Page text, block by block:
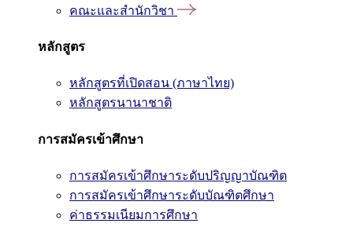
คณะและสำนักวิชา
หลักสูตร
หลักสูตรที่เปิดสอน (ภาษาไทย)
หลักสูตรนานาชาติ
การสมัครเข้าศึกษา
การสมัครเข้าศึกษาระดับปริญญาบัณฑิต
การสมัครเข้าศึกษาระดับบัณฑิตศึกษา
ค่าธรรมเนียมการศึกษา